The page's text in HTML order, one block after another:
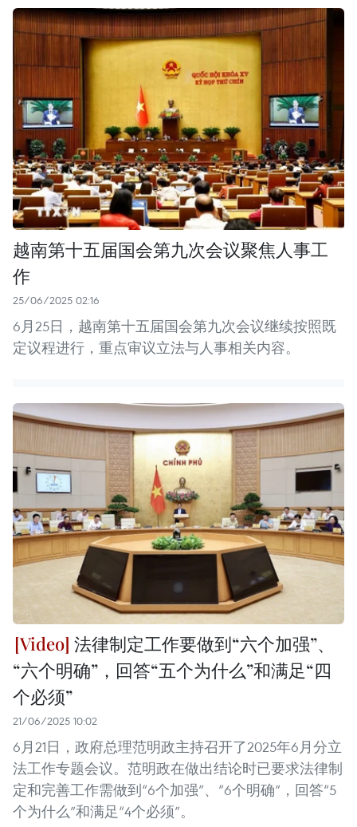
越南第十五届国会第九次会议聚焦人事工
作
25/06/2025 02:16
6月25日，越南第十五届国会第九次会议继续按照既
定议程进行，重点审议立法与人事相关内容。
法律制定工作要做到“六个加强”、
“六个明确”，回答“五个为什么”和满足“四
个必须”
21/06/2025 10:02
6月21日，政府总理范明政主持召开了2025年6月分立
法工作专题会议。范明政在做出结论时已要求法律制
定和完善工作需做到“6个加强”、“6个明确”，回答“5
个为什么”和满足“4个必须”。